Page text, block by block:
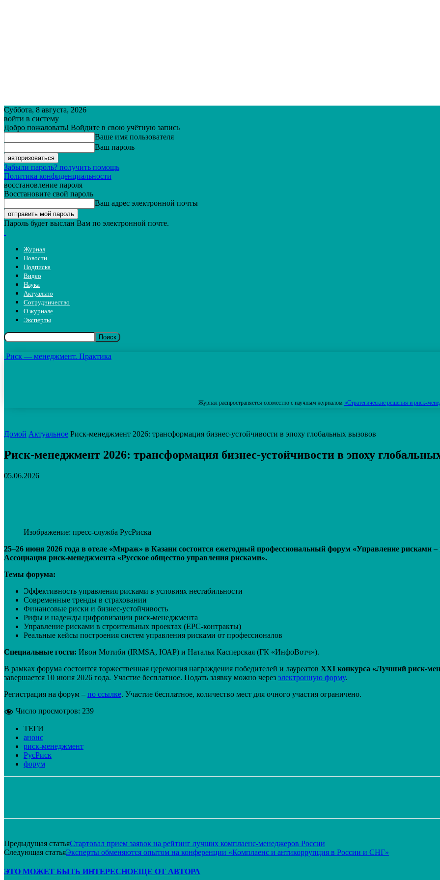
Суббота, 8 августа, 2026
войти в систему
Добро пожаловать! Войдите в свою учётную запись
Ваше имя пользователя
Ваш пароль
Забыли пароль? получить помощь
Политика конфиденциальности
восстановление пароля
Восстановите свой пароль
Ваш адрес электронной почты
Пароль будет выслан Вам по электронной почте.
Журнал
Новости
Подписка
Видео
Наука
Актуально
Сотрудничество
О журнале
Эксперты
Риск — менеджмент. Практика
Журнал распространяется совместно с научным журналом «Стратегические решения и риск-
Домой Актуальное Риск-менеджмент 2026: трансформация бизнес-устойчивости в эпоху глобальных вызовов
Риск-менеджмент 2026: трансформация бизнес-устойчивости в эпоху
05.06.2026
Изображение: пресс-служба РусРиска
25–26 июня 2026 года в отеле «Мираж» в Казани состоится ежегодный профессиональный форум «Управление рисками
Ассоциация риск-менеджмента «Русское общество управления рисками».
Темы форума:
Эффективность управления рисками в условиях нестабильности
Современные тренды в страховании
Финансовые риски и бизнес-устойчивость
Рифы и надежды цифровизации риск-менеджмента
Управление рисками в строительных проектах (ЕРС-контракты)
Реальные кейсы построения систем управления рисками от профессионалов
Специальные гости: Ивон Мотиби (IRMSA, ЮАР) и Наталья Касперская (ГК «ИнфоВотч»).
В рамках форума состоится торжественная церемония награждения победителей и лауреатов XXI конкурса «Лучший риск-
завершается 10 июня 2026 года. Участие бесплатное. Подать заявку можно через электронную форму.
Регистрация на форум – по ссылке. Участие бесплатное, количество мест для очного участия ограничено.
Число просмотров: 239
ТЕГИ
анонс
риск-менеджмент
РусРиск
форум
Предыдущая статьяСтартовал прием заявок на рейтинг лучших комплаенс-менеджеров России
Следующая статьяЭксперты обменяются опытом на конференции «Комплаенс и антикоррупция в России и СНГ»
ЭТО МОЖЕТ БЫТЬ ИНТЕРЕСНОЕЩЕ ОТ АВТОРА